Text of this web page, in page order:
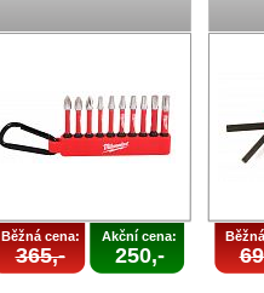
Běžná cena:
365,-
Akční cena:
250,-